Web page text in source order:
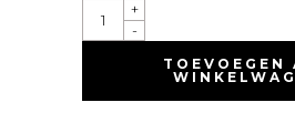
QUANTITY
-
+
TOEVOEGEN